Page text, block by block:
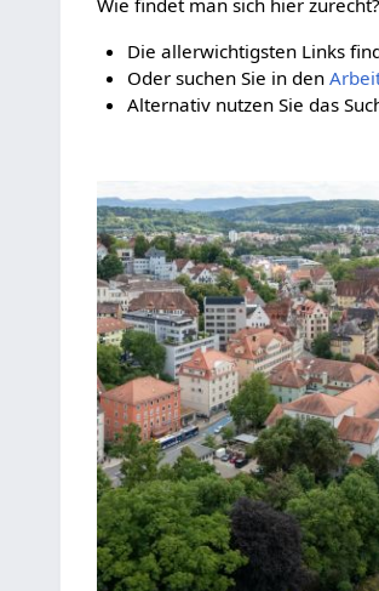
Wie findet man sich hier zurecht?
Die allerwichtigsten Links
Oder suchen Sie in den
Alternativ nutzen Sie das